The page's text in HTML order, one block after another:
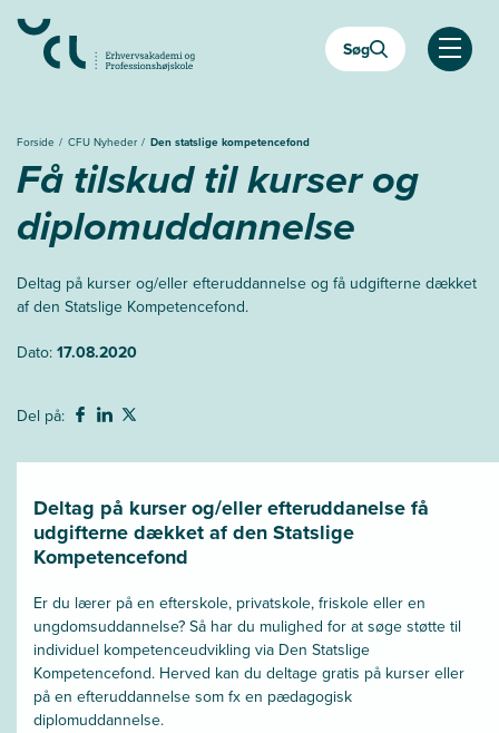
hovedindhold
Søg
Åben
Forside CFU Nyheder Den statslige kompetencefond
Få tilskud til kurser og
diplomuddannelse
Deltag på kurser og/eller efteruddannelse og få udgifterne dækket
af den Statslige Kompetencefond.
Dato:17.08.2020
Del på:
Deltag på kurser og/eller efteruddanelse få
udgifterne dækket af den Statslige
Kompetencefond
Er du lærer på en efterskole, privatskole, friskole eller en
ungdomsuddannelse? Så har du mulighed for at søge støtte til
individuel kompetenceudvikling via Den Statslige
Kompetencefond. Herved kan du deltage gratis på kurser eller
på en efteruddannelse som fx en pædagogisk
diplomuddannelse.